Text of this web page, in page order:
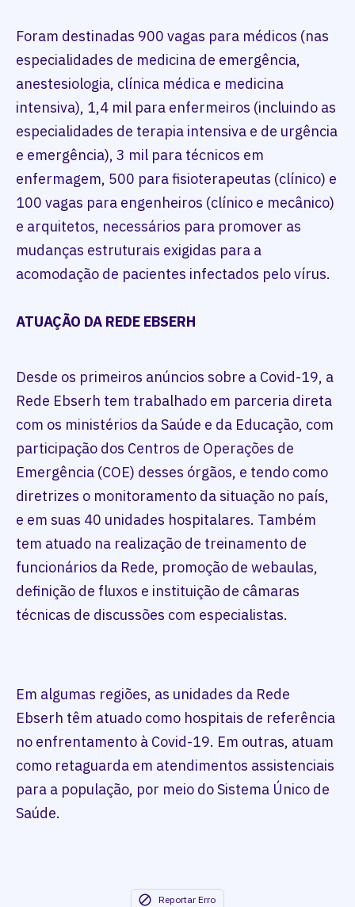
Foram destinadas 900 vagas para médicos (nas
especialidades de medicina de emergência,
anestesiologia, clínica médica e medicina
intensiva), 1,4 mil para enfermeiros (incluindo as
especialidades de terapia intensiva e de urgência
e emergência), 3 mil para técnicos em
enfermagem, 500 para fisioterapeutas (clínico) e
100 vagas para engenheiros (clínico e mecânico)
e arquitetos, necessários para promover as
mudanças estruturais exigidas para a
acomodação de pacientes infectados pelo vírus.
ATUAÇÃO DA REDE EBSERH
Desde os primeiros anúncios sobre a Covid-19, a
Rede Ebserh tem trabalhado em parceria direta
com os ministérios da Saúde e da Educação, com
participação dos Centros de Operações de
Emergência (COE) desses órgãos, e tendo como
diretrizes o monitoramento da situação no país,
e em suas 40 unidades hospitalares. Também
tem atuado na realização de treinamento de
funcionários da Rede, promoção de webaulas,
definição de fluxos e instituição de câmaras
técnicas de discussões com especialistas.
Em algumas regiões, as unidades da Rede
Ebserh têm atuado como hospitais de referência
no enfrentamento à Covid-19. Em outras, atuam
como retaguarda em atendimentos assistenciais
para a população, por meio do Sistema Único de
Saúde.
Reportar Erro